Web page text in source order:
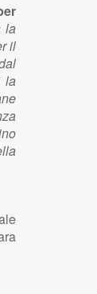
la
il
la